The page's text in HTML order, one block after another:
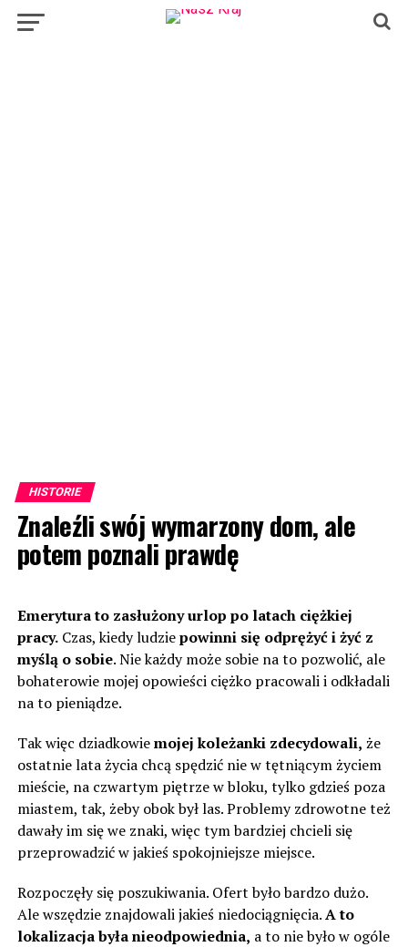
HISTORIE
Znaleźli swój wymarzony dom, ale
potem poznali prawdę
Emerytura to zasłużony urlop po latach ciężkiej
pracy.Czas, kiedy ludziepowinni się odprężyć i żyć z
myślą o sobie. Nie każdy może sobie na to pozwolić, ale
bohaterowie mojej opowieści ciężko pracowali i odkładali
na to pieniądze.
Tak więc dziadkowiemojej koleżanki zdecydowali, że
ostatnie lata życia chcą spędzić nie w tętniącym życiem
mieście, na czwartym piętrze w bloku, tylko gdzieś poza
miastem, tak, żeby obok był las. Problemy zdrowotne też
dawały im się we znaki, więc tym bardziej chcieli się
przeprowadzić w jakieś spokojniejsze miejsce.
Rozpoczęły się poszukiwania. Ofert było bardzo dużo.
Ale wszędzie znajdowali jakieś niedociągnięcia.A to
lokalizacja była nieodpowiednia, a to nie było w ogóle